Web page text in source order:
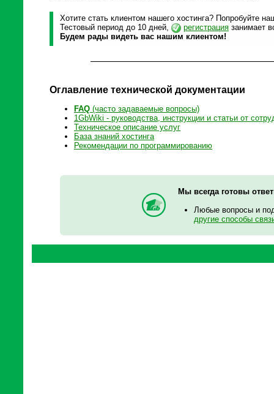
Хотите стать клиентом нашего хостинга? Попробуйте
Тестовый период до 10 дней,
регистрация занимает
Будем рады видеть вас нашим клиентом!
Оглавление технической документации
FAQ (часто задаваемые вопросы)
1GbWiki - руководства, инструкции и статьи от
Техническое описание услуг
База знаний хостинга
Рекомендации по программированию
Мы всегда готовы
Любые вопросы и
другие способы